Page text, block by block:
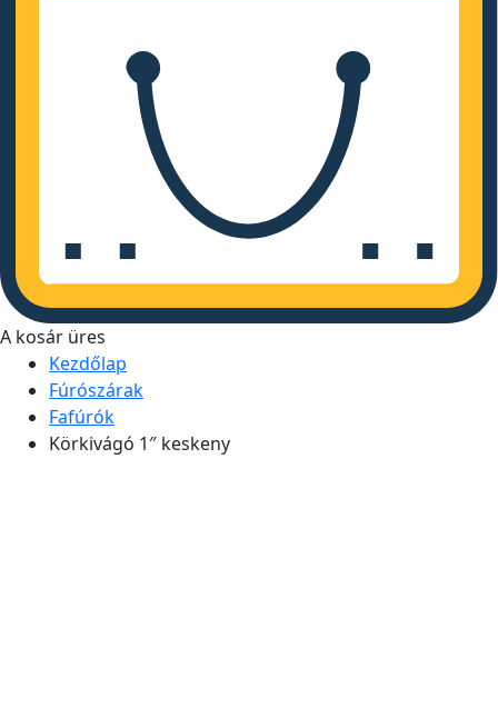
A kosár üres
Kezdőlap
Fúrószárak
Fafúrók
Körkivágó 1″ keskeny